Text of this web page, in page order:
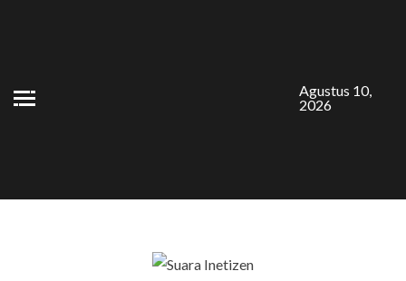
Agustus 10,
2026